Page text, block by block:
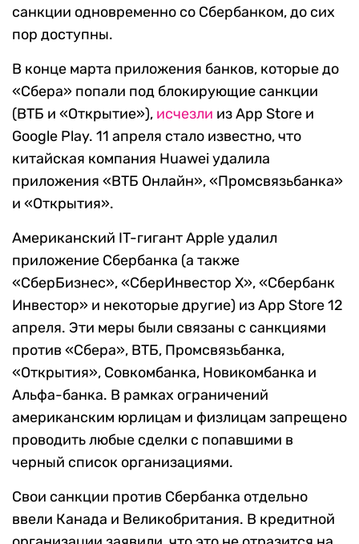
санкции одновременно со Сбербанком, до сих
пор доступны.
В конце марта приложения банков, которые до
«Сбера» попали под блокирующие санкции
(ВТБ и «Открытие»), исчезли из App Store и
Google Play. 11 апреля стало известно, что
китайская компания Huawei удалила
приложения «ВТБ Онлайн», «Промсвязьбанка»
и «Открытия».
Американский IT-гигант Apple удалил
приложение Сбербанка (а также
«СберБизнес», «СберИнвестор X», «Сбербанк
Инвестор» и некоторые другие) из App Store 12
апреля. Эти меры были связаны с санкциями
против «Сбера», ВТБ, Промсвязьбанка,
«Открытия», Совкомбанка, Новикомбанка и
Альфа-банка. В рамках ограничений
американским юрлицам и физлицам запрещено
проводить любые сделки с попавшими в
черный список организациями.
Свои санкции против Сбербанка отдельно
ввели Канада и Великобритания. В кредитной